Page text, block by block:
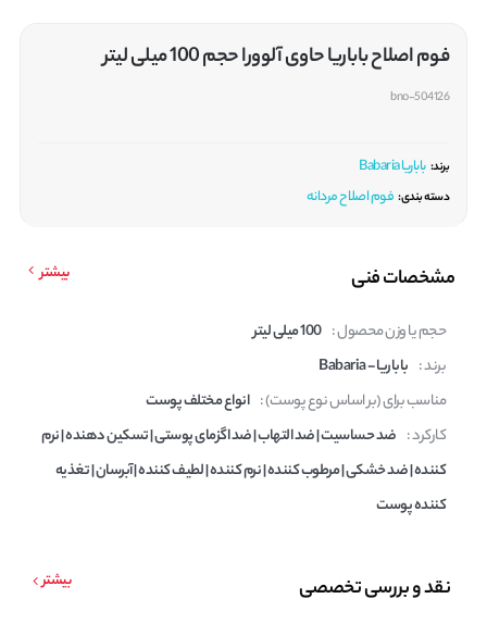
فوم اصلاح باباریا حاوی آلوورا حجم 100 میلی لیتر
bno-504126
برند: باباریا Babaria
دسته بندی: فوم اصلاح مردانه
مشخصات فنی بیشتر
حجم یا وزن محصول : 100 میلی لیتر
برند : باباریا - Babaria
مناسب برای (بر اساس نوع پوست) : انواع مختلف پوست
کارکرد : ضد حساسیت | ضد التهاب | ضد اگزمای پوستی | تسکین دهنده | نرم
کننده | ضد خشکی | مرطوب کننده | نرم کننده | لطیف کننده | آبرسان | تغذیه
کننده پوست
نقد و بررسی تخصصی بیشتر